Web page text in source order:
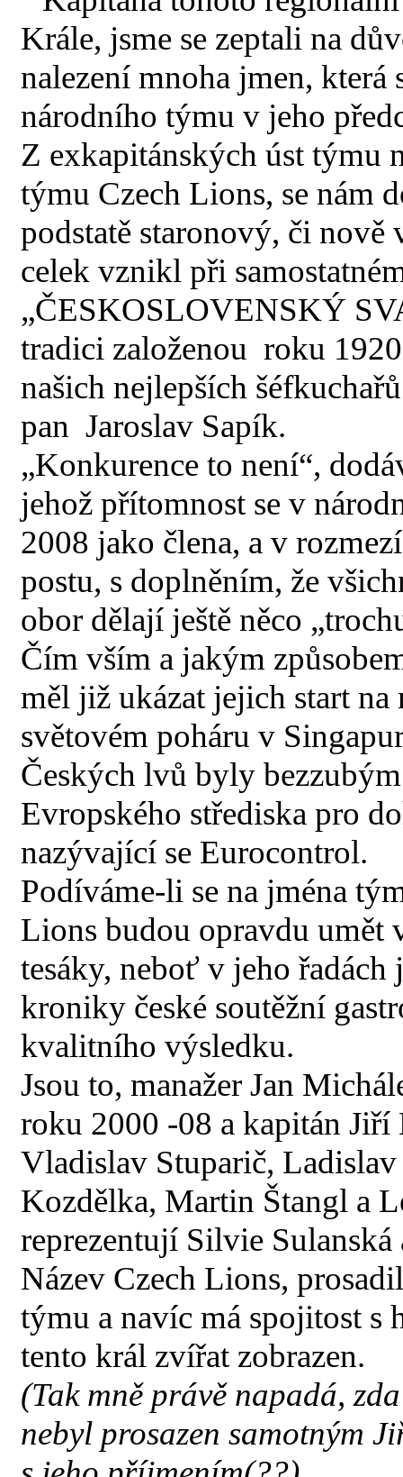
Krále, jsme se zeptali na
nalezení mnoha jmen, která
národního týmu v jeho
Z exkapitánských úst týmu
týmu Czech Lions, se nám
podstatě staronový, či
celek vznikl při
„ČESKOSLOVENSKÝ
tradici založenou roku
našich nejlepších
pan Jaroslav Sapík.
„Konkurence to není“,
jehož přítomnost se v
2008 jako člena, a v
postu, s doplněním, že
obor dělají ještě něco
Čím vším a jakým
měl již ukázat jejich start
světovém poháru v
Českých lvů byly
Evropského střediska pro
nazývající se Eurocontrol.
Podíváme-li se na jména
Lions budou opravdu umět
tesáky, neboť v jeho řadách
kroniky české soutěžní
kvalitního výsledku.
Jsou to, manažer Jan
roku 2000 -08 a kapitán
Vladislav Stuparič, Ladislav
Kozdělka, Martin Štangl a
reprezentují Silvie Sulanská
Název Czech Lions,
týmu a navíc má spojitost s
tento král zvířat zobrazen.
(Tak mně právě napadá,
nebyl prosazen samotným